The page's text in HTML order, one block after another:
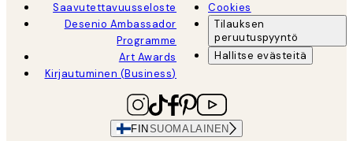
Saavutettavuusseloste
Desenio Ambassador
Programme
Art Awards
Kirjautuminen (Business)
Cookies
Tilauksen
peruutuspyyntö
Hallitse evästeitä
FIN SUOMALAINEN